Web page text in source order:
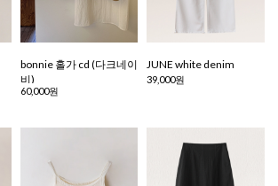
bonnie 홀가 cd (다크네이
비)
60,000원
JUNE white denim
39,000원